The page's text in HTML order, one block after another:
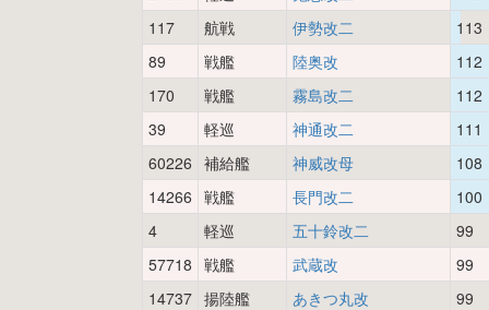
117
航戦 伊勢改二
113
89
戦艦 陸奥改
112
170
戦艦 霧島改二
112
39
軽巡 神通改二
111
60226 補給艦 神威改母
108
14266 戦艦 長門改二
100
4
軽巡 五十鈴改二
99
57718 戦艦 武蔵改
99
14737 揚陸艦 あきつ丸改
99